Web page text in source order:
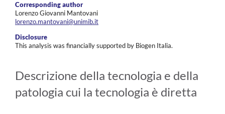
Corresponding author
Lorenzo Giovanni Mantovani
lorenzo.mantovani@unimib.it
Disclosure
This analysis was financially supported by Biogen Italia.
Descrizione della tecnologia e della
patologia cui la tecnologia è diretta